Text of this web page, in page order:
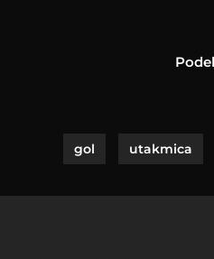
gol utakmica